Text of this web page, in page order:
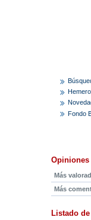
Fondo
Opiniones
Más
Más
Listado